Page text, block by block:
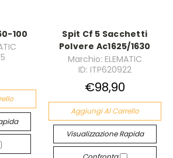
100
Spit Cf 5 Sacchetti
Polvere Ac1625/1630
Marchio: ELEMATIC
ID: ITP620922
€98,90
Aggiungi Al Carrello
Visualizzazione Rapida